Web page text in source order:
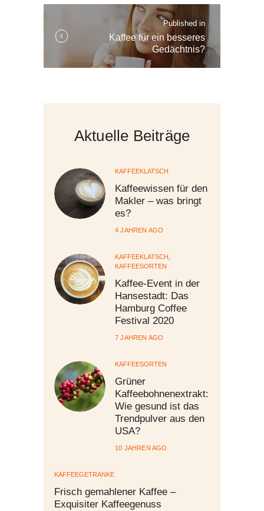
Published in
in
the
post:
Kaffee für ein besseres
Gedächtnis?
Aktuelle Beiträge
KAFFEEKLATSCH
Kaffeewissen für den
Makler – was bringt
es?
4 JAHREN AGO
KAFFEEKLATSCH ,
KAFFEESORTEN
Kaffee-Event in der
Hansestadt: Das
Hamburg Coffee
Festival 2020
7 JAHREN AGO
KAFFEESORTEN
Grüner
Kaffeebohnenextrakt:
Wie gesund ist das
Trendpulver aus den
USA?
10 JAHREN AGO
KAFFEEGETRÄNKE
Frisch gemahlener Kaffee –
Exquisiter Kaffeegenuss